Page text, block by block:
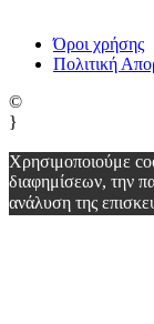
Όροι χρήσης
Πολιτική
©
}
Χρησιμοποιούμε
διαφημίσεων, την
ανάλυση της